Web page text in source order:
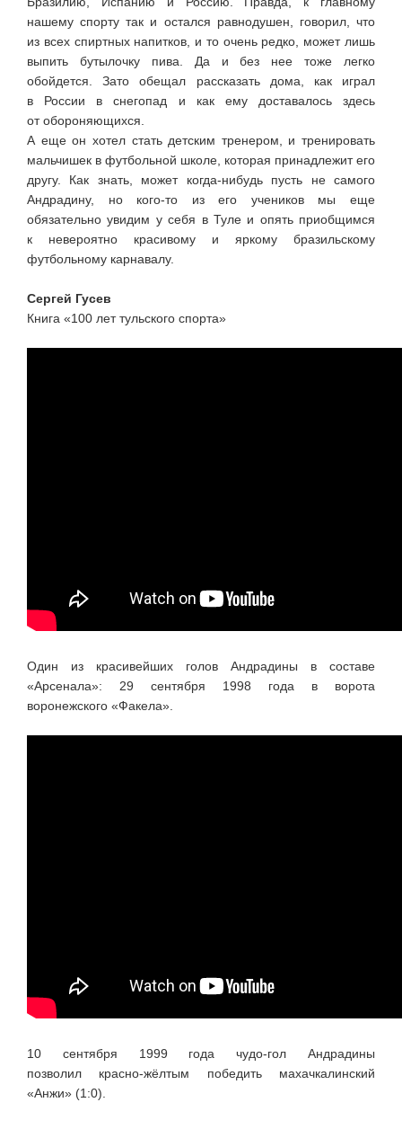
нашему спорту так и остался равнодушен, говорил, что
из всех спиртных напитков, и то очень редко, может лишь
выпить бутылочку пива. Да и без нее тоже легко
обойдется. Зато обещал рассказать дома, как играл
в России в снегопад и как ему доставалось здесь
от обороняющихся.
А еще он хотел стать детским тренером, и тренировать
мальчишек в футбольной школе, которая принадлежит его
другу. Как знать, может когда-нибудьпусть не самого
Андрадину, но кого-то из его учеников мы еще
обязательно увидим у себя в Туле и опять приобщимся
к невероятно красивому и яркому бразильскому
футбольному карнавалу.
Cергей Гусев
Книга «100 лет тульского спорта»
Один из красивейших голов Андрадины в составе
«Арсенала»: 29 сентября 1998 года в ворота
воронежского «Факела».
10 сентября 1999 годачудо-гол Андрадины
позволил красно-жёлтым победить махачкалинский
«Анжи» (1:0).